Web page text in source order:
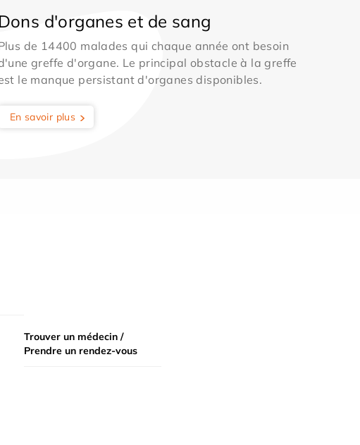
Dons d'organes et de sang
de 14400 malades qui chaque année ont besoin
greffe d'organe. Le principal obstacle à la greffe
le manque persistant d'organes disponibles.
En savoir plus
Trouver un médecin /
Prendre un rendez-vous